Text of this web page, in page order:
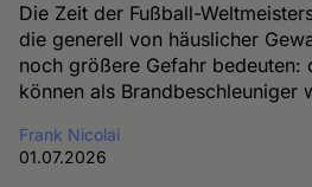
Die Zeit der Fußball-
die generell von häuslicher
noch größere Gefahr bedeuten:
können als Brandbeschleuniger
Frank Nicolai
01.07.2026